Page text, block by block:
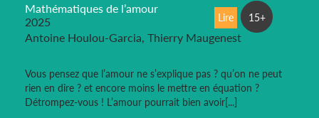
Mathématiques de l’amour
2025
Antoine Houlou-Garcia, Thierry Maugenest
Vous pensez que l’amour ne s’explique pas ? qu’on ne peut
rien en dire ? et encore moins le mettre en équation ?
Détrompez-vous ! L’amour pourrait bien avoir[...]
Lire 15+